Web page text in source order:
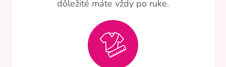
dôležité máte vždy po ruke.